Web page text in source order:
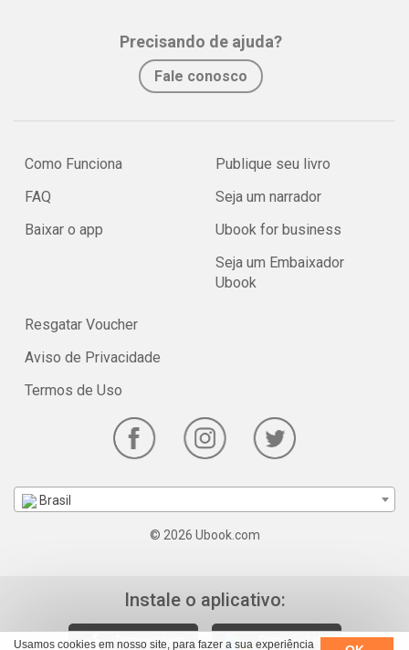
Usamos cookies em nosso site, para fazer a sua experiência
Precisando de ajuda?
Fale conosco
Como Funciona
FAQ
Baixar o app
Publique seu livro
Seja um narrador
Ubook for business
Seja um Embaixador
Ubook
Resgatar Voucher
Aviso de Privacidade
Termos de Uso
Brasil
© 2026 Ubook.com
Instale o aplicativo: